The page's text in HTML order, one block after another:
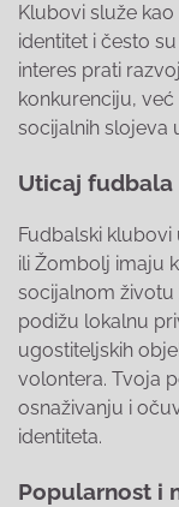
Klubovi služe
identitet i često
interes prati
konkurenciju,
socijalnih slojeva
Uticaj fudbala
Fudbalski
ili Žombolj imaju
socijalnom životu
podižu lokalnu
ugostiteljskih
volontera. Tvoja
osnaživanju i
identiteta.
Popularnost i